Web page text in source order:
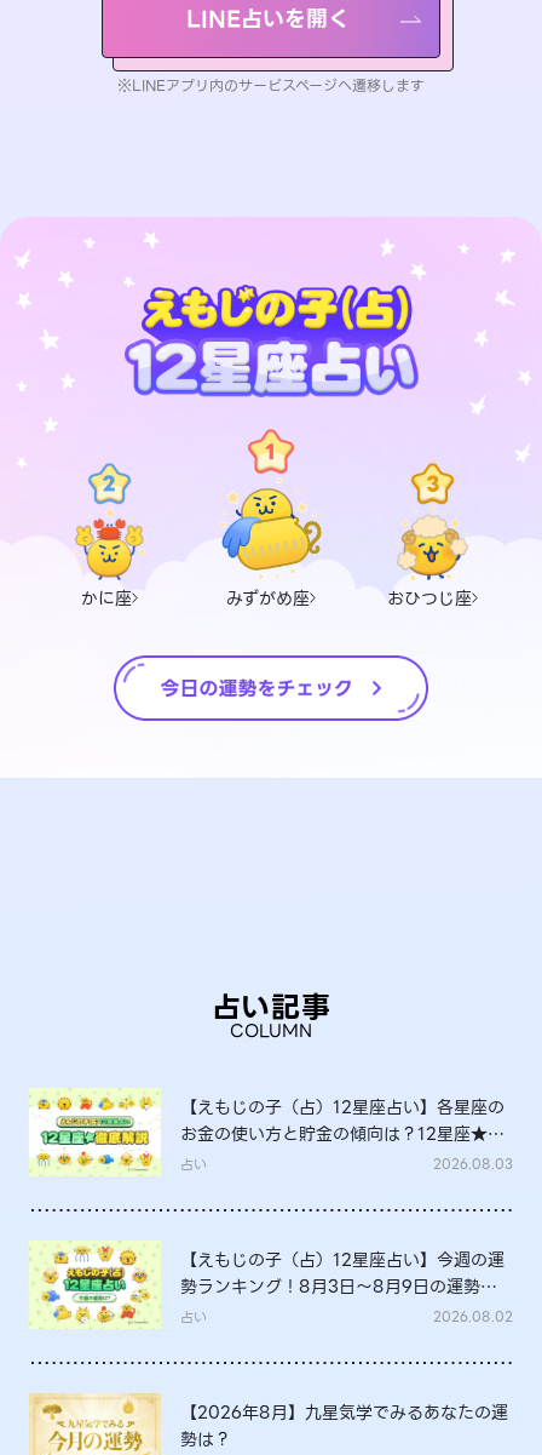
LINE占いを開く
※LINEアプリ内のサービスページへ遷移します
かに座 みずがめ座 おひつじ座
占い記事
COLUMN
【えもじの子（占）12星座占い】各星座の
お金の使い方と貯金の傾向は？12星座★徹
底解説
占い 2026.08.03
【えもじの子（占）12星座占い】今週の運
勢ランキング！8月3日～8月9日の運勢
は？
占い 2026.08.02
【2026年8月】九星気学でみるあなたの運
勢は？